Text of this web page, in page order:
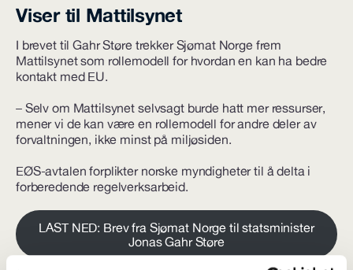
Viser til Mattilsynet
I brevet til Gahr Støre trekker Sjømat Norge frem
Mattilsynet som rollemodell for hvordan en kan ha bedre
kontakt med EU.
– Selv om Mattilsynet selvsagt burde hatt mer ressurser,
mener vi de kan være en rollemodell for andre deler av
forvaltningen, ikke minst på miljøsiden.
EØS-avtalen forplikter norske myndigheter til å delta i
forberedende regelverksarbeid.
LAST NED: Brev fra Sjømat Norge til statsminister
Jonas Gahr Støre